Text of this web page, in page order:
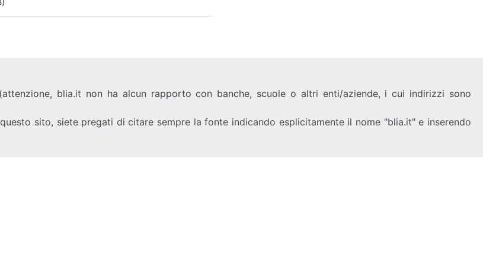
(attenzione, blia.it non ha alcun rapporto con banche, scuole o altri enti/aziende, i cui indirizzi sono
sito, siete pregati di citare sempre la fonte indicando esplicitamente il nome "blia.it" e inserendo